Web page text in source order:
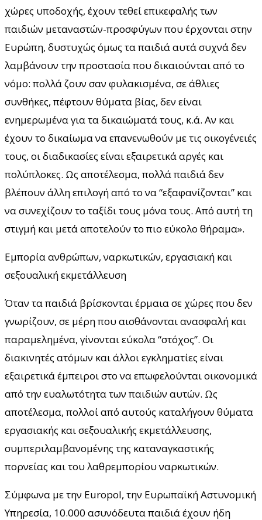
χώρες υποδοχής, έχουν τεθεί επικεφαλής των
παιδιών μεταναστών-προσφύγων που έρχονται στην
Ευρώπη, δυστυχώς όμως τα παιδιά αυτά συχνά δεν
λαμβάνουν την προστασία που δικαιούνται από το
νόμο: πολλά ζουν σαν φυλακισμένα, σε άθλιες
συνθήκες, πέφτουν θύματα βίας, δεν είναι
ενημερωμένα για τα δικαιώματά τους, κ.ά. Αν και
έχουν το δικαίωμα να επανενωθούν με τις οικογένειές
τους, οι διαδικασίες είναι εξαιρετικά αργές και
πολύπλοκες. Ως αποτέλεσμα, πολλά παιδιά δεν
βλέπουν άλλη επιλογή από το να “εξαφανίζονται” και
να συνεχίζουν το ταξίδι τους μόνα τους. Από αυτή τη
στιγμή και μετά αποτελούν το πιο εύκολο θήραμα».
Εμπορία ανθρώπων, ναρκωτικών, εργασιακή και
σεξουαλική εκμετάλλευση
Όταν τα παιδιά βρίσκονται έρμαια σε χώρες που δεν
γνωρίζουν, σε μέρη που αισθάνονται ανασφαλή και
παραμελημένα, γίνονται εύκολα “στόχος”. Οι
διακινητές ατόμων και άλλοι εγκληματίες είναι
εξαιρετικά έμπειροι στο να επωφελούνται οικονομικά
από την ευαλωτότητα των παιδιών αυτών. Ως
αποτέλεσμα, πολλοί από αυτούς καταλήγουν θύματα
εργασιακής και σεξουαλικής εκμετάλλευσης,
συμπεριλαμβανομένης της καταναγκαστικής
πορνείας και του λαθρεμπορίου ναρκωτικών.
Σύμφωνα με την Europol, την Ευρωπαϊκή Αστυνομική
Υπηρεσία, 10.000 ασυνόδευτα παιδιά έχουν ήδη